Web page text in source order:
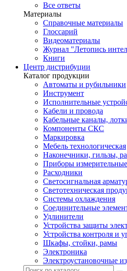
Все ответы
Материалы
Справочные материалы
Глоссарий
Видеоматериалы
Журнал "Летопись
Книги
Центр дистрибуции
Каталог продукции
Автоматы и рубильники
Инструмент
Исполнительные
Кабели и провода
Кабельные каналы,
Компоненты СКС
Маркировка
Мебель технологическая
Наконечники, гильзы,
Приборы измерительные
Расходники
Светосигнальная
Светотехническая
Системы охлаждения
Соединительные
Удлинители
Устройства защиты
Устройства контроля и
Шкафы, стойки, рамы
Электроника
Электроустановочные